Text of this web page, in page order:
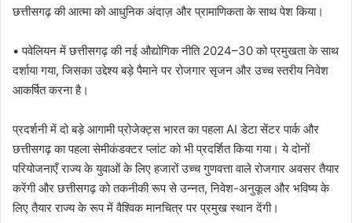
छत्तीसगढ़ की आत्मा को आधुनिक अंदाज़ और प्रामाणिकता के साथ पेश किया।
• पवेलियन में छत्तीसगढ़ की नई औद्योगिक नीति 2024–30 को प्रमुखता के साथ
दर्शाया गया, जिसका उद्देश्य बड़े पैमाने पर रोजगार सृजन और उच्च स्तरीय निवेश
आकर्षित करना है।
प्रदर्शनी में दो बड़े आगामी प्रोजेक्ट्स भारत का पहला AI डेटा सेंटर पार्क और
छत्तीसगढ़ का पहला सेमीकंडक्टर प्लांट को भी प्रदर्शित किया गया। ये दोनों
परियोजनाएँ राज्य के युवाओं के लिए हजारों उच्च गुणवत्ता वाले रोजगार अवसर तैयार
करेंगी और छत्तीसगढ़ को तकनीकी रूप से उन्नत, निवेश-अनुकूल और भविष्य के
लिए तैयार राज्य के रूप में वैश्विक मानचित्र पर प्रमुख स्थान देंगी।